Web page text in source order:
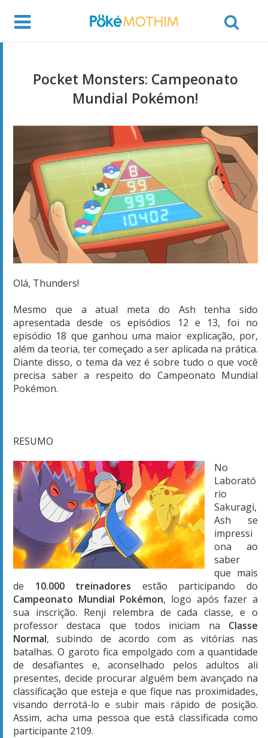
Pocket Monsters: Campeonato
Mundial Pokémon!
Olá, Thunders!
Mesmo que a atual meta do Ash tenha sido
apresentada desde os episódios 12 e 13, foi no
episódio 18 que ganhou uma maior explicação, por,
além da teoria, ter começado a ser aplicada na prática.
Diante disso, o tema da vez é sobre tudo o que você
precisa saber a respeito do Campeonato Mundial
Pokémon.
RESUMO
No
Laborató
rio
Sakuragi,
Ash se
impressi
ona ao
saber
que mais
de 10.000 treinadores estão participando do
Campeonato Mundial Pokémon, logo após fazer a
sua inscrição. Renji relembra de cada classe, e o
professor destaca que todos iniciam na Classe
Normal, subindo de acordo com as vitórias nas
batalhas. O garoto fica empolgado com a quantidade
de desafiantes e, aconselhado pelos adultos ali
presentes, decide procurar alguém bem avançado na
classificação que esteja e que fique nas proximidades,
visando derrotá-lo e subir mais rápido de posição.
Assim, acha uma pessoa que está classificada como
participante 2109.